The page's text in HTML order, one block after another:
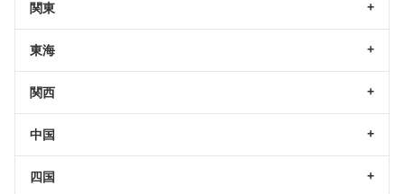
関東
東海
関西
中国
四国